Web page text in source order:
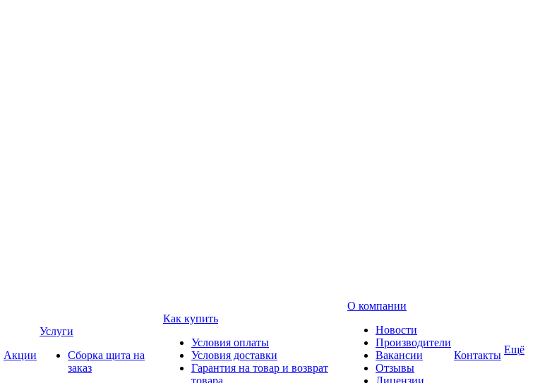
Акции
Услуги
Сборка щита на
заказ
Как купить
Условия оплаты
Условия доставки
Гарантия на товар и возврат
товара
О компании
Новости
Производители
Вакансии
Отзывы
Лицензии
Контакты Ещё